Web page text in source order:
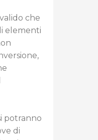
che
elementi
potranno
di